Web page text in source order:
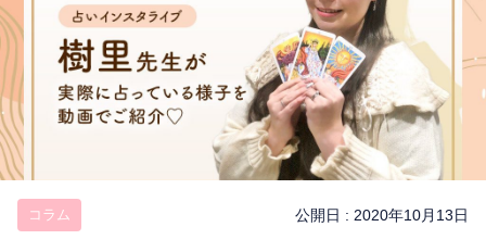
カテゴリー別
鑑定 占い師 キャンペーン
キーワード別
恋の行方 時期
今週の運勢 彼氏 片思い 結婚
相性
コラム 公開日 : 2020年10月13日